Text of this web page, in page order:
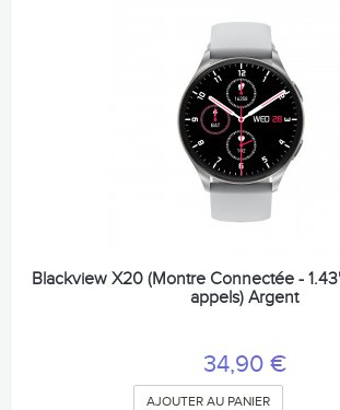
Blackview X20 (Montre Connectée -
appels) Argent
34,90 €
AJOUTER AU PANIER